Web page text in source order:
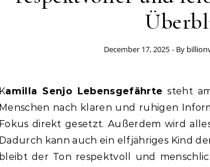
December 17, 2025 - By
Kamilla Senjo Lebensgefährte steht
Menschen nach klaren und ruhigen
Fokus direkt gesetzt. Außerdem wird
Dadurch kann auch ein elfjähriges Kind
bleibt der Ton respektvoll und